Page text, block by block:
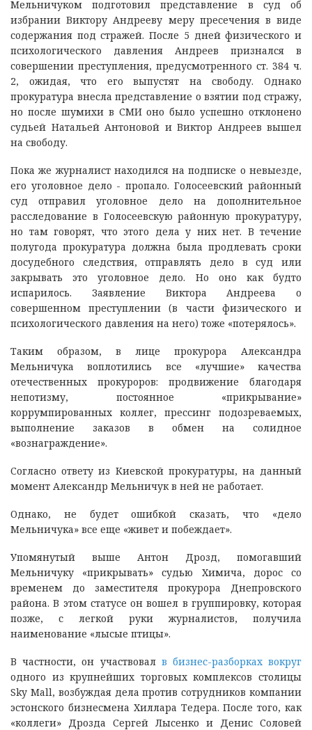
Мельничуком подготовил представление в суд об
избрании Виктору Андрееву меру пресечения в виде
содержания под стражей. После 5 дней физического и
психологического давления Андреев признался в
совершении преступления, предусмотренного ст. 384 ч.
2, ожидая, что его выпустят на свободу. Однако
прокуратура внесла представление о взятии под стражу,
но после шумихи в СМИ оно было успешно отклонено
судьей Натальей Антоновой и Виктор Андреев вышел
на свободу.
Пока же журналист находился на подписке о невыезде,
его уголовное дело - пропало. Голосеевский районный
суд отправил уголовное дело на дополнительное
расследование в Голосеевскую районную прокуратуру,
но там говорят, что этого дела у них нет. В течение
полугода прокуратура должна была продлевать сроки
досудебного следствия, отправлять дело в суд или
закрывать это уголовное дело. Но оно как будто
испарилось. Заявление Виктора Андреева о
совершенном преступлении (в части физического и
психологического давления на него) тоже «потерялось».
Таким образом, в лице прокурора Александра
Мельничука воплотились все «лучшие» качества
отечественных прокуроров: продвижение благодаря
непотизму, постоянное «прикрывание»
коррумпированных коллег, прессинг подозреваемых,
выполнение заказов в обмен на солидное
«вознаграждение».
Согласно ответу из Киевской прокуратуры, на данный
момент Александр Мельничук в ней не работает.
Однако, не будет ошибкой сказать, что «дело
Мельничука» все еще «живет и побеждает».
Упомянутый выше Антон Дрозд, помогавший
Мельничуку «прикрывать» судью Химича, дорос со
временем до заместителя прокурора Днепровского
района. В этом статусе он вошел в группировку, которая
позже, с легкой руки журналистов, получила
наименование «лысые птицы».
В частности, он участвовал в бизнес-разборках вокруг
одного из крупнейших торговых комплексов столицы
Sky Mall, возбуждая дела против сотрудников компании
эстонского бизнесмена Хиллара Тедера. После того, как
«коллеги» Дрозда Сергей Лысенко и Денис Соловей